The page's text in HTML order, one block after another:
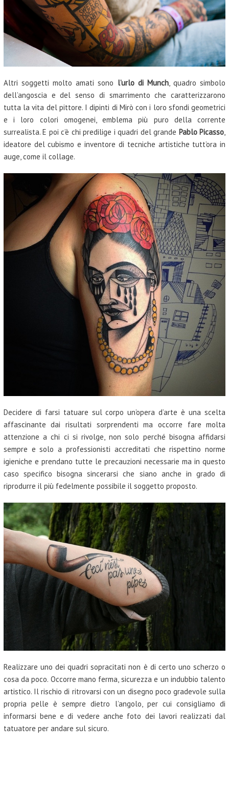
Altri soggetti molto amati sono l’urlo di Munch, quadro simbolo
dell’angoscia e del senso di smarrimento che caratterizzarono
tutta la vita del pittore. I dipinti di Mirò con i loro sfondi geometrici
e i loro colori omogenei, emblema più puro della corrente
surrealista. E poi c’è chi predilige i quadri del grande Pablo Picasso,
ideatore del cubismo e inventore di tecniche artistiche tutt’ora in
auge, come il collage.
Decidere di farsi tatuare sul corpo un’opera d’arte è una scelta
affascinante dai risultati sorprendenti ma occorre fare molta
attenzione a chi ci si rivolge, non solo perché bisogna affidarsi
sempre e solo a professionisti accreditati che rispettino norme
igieniche e prendano tutte le precauzioni necessarie ma in questo
caso specifico bisogna sincerarsi che siano anche in grado di
riprodurre il più fedelmente possibile il soggetto proposto.
Realizzare uno dei quadri sopracitati non è di certo uno scherzo o
cosa da poco. Occorre mano ferma, sicurezza e un indubbio talento
artistico. Il rischio di ritrovarsi con un disegno poco gradevole sulla
propria pelle è sempre dietro l’angolo, per cui consigliamo di
informarsi bene e di vedere anche foto dei lavori realizzati dal
tatuatore per andare sul sicuro.